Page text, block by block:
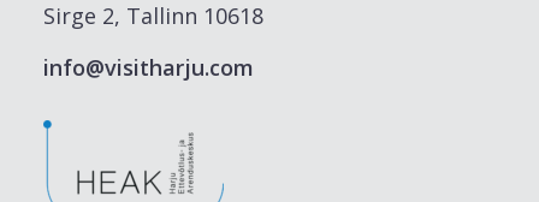
Sirge 2, Tallinn 10618
info@visitharju.com